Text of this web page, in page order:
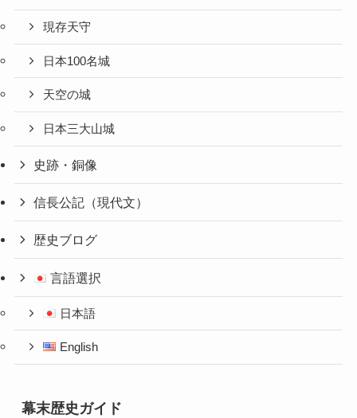
現存天守
日本100名城
天空の城
日本三大山城
史跡・銅像
信長公記（現代文）
歴史ブログ
言語選択
日本語
English
幕末歴史ガイド